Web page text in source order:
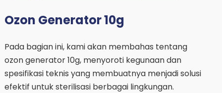
Ozon Generator 10g
Pada bagian ini, kami akan membahas tentang
ozon generator 10g, menyoroti kegunaan dan
spesifikasi teknis yang membuatnya menjadi solusi
efektif untuk sterilisasi berbagai lingkungan.